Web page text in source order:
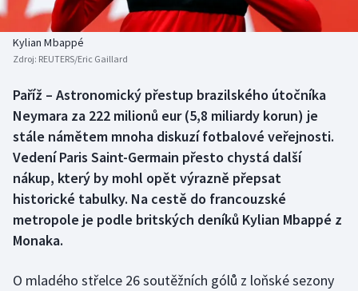
Biatlon
Box
Curling
Dostihy
Florbal
Futsal
Aplikace ČT sport
Kylian Mbappé
Zdroj: REUTERS/Eric Gaillard
Paříž – Astronomický přestup brazilského útočníka
Neymara za 222 milionů eur (5,8 miliardy korun) je
stále námětem mnoha diskuzí fotbalové veřejnosti.
Vedení Paris Saint-Germain přesto chystá další
nákup, který by mohl opět výrazně přepsat
historické tabulky. Na cestě do francouzské
metropole je podle britských deníků Kylian Mbappé z
Monaka.
O mladého střelce 26 soutěžních gólů z loňské sezony